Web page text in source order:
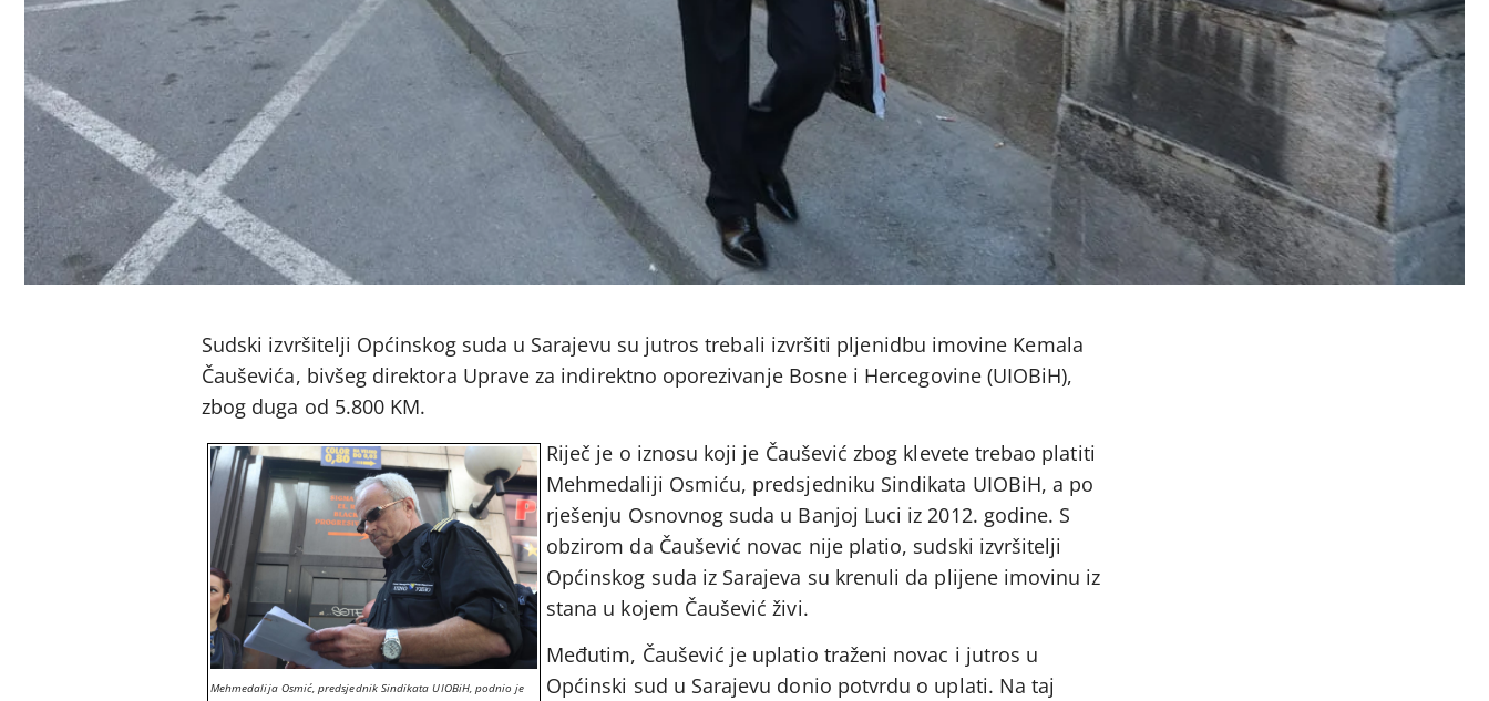
Sudski izvršitelji Općinskog suda u Sarajevu su jutros trebali izvršiti pljenidbu imovine Kemala
Čauševića, bivšeg direktora Uprave za indirektno oporezivanje Bosne i Hercegovine (UIOBiH),
zbog duga od 5.800 KM.
Mehmedalija Osmić, predsjednik Sindikata UIOBiH, podnio je
Riječ je o iznosu koji je Čaušević zbog klevete trebao platiti
Mehmedaliji Osmiću, predsjedniku Sindikata UIOBiH, a po
rješenju Osnovnog suda u Banjoj Luci iz 2012. godine. S
obzirom da Čaušević novac nije platio, sudski izvršitelji
Općinskog suda iz Sarajeva su krenuli da plijene imovinu iz
stana u kojem Čaušević živi.
Međutim, Čaušević je uplatio traženi novac i jutros u
Općinski sud u Sarajevu donio potvrdu o uplati. Na taj